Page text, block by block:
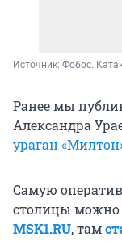
Источник: Фобос.
Ранее мы
Александра
ураган
Самую
столицы можно
MSK1.RU, там